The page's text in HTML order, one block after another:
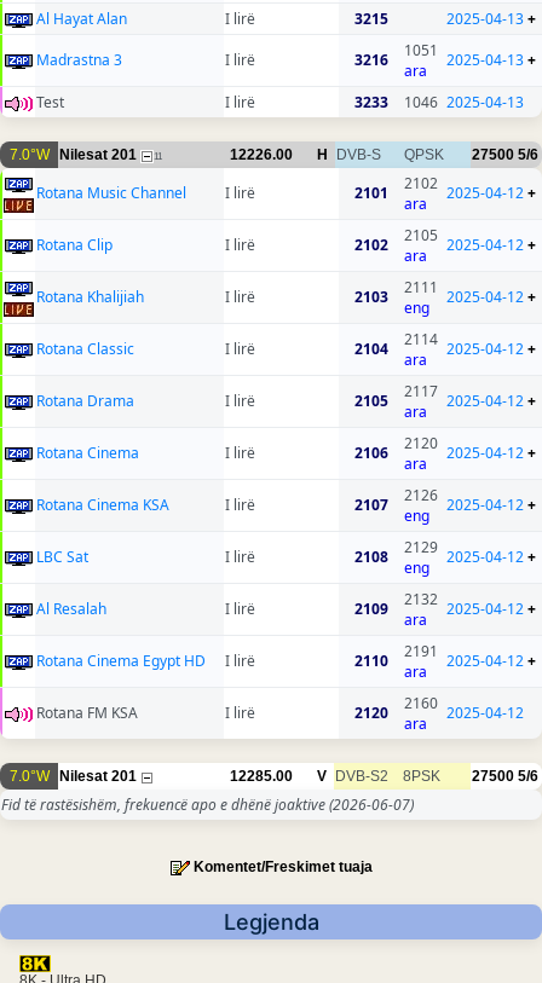
Al Hayat Alan I lirë 3215 2025-04-13+
Madrastna 3
I lirë 3216
1051
ara
2025-04-13+
Test I lirë 3233 1046 2025-04-13
7.0°W Nilesat 201 11 12226.00 H DVB-S QPSK 27500 5/6
Rotana Music Channel I lirë 2101
2102
ara
2025-04-12+
Rotana Clip I lirë 2102
2105
ara
2025-04-12+
Rotana Khalijiah I lirë 2103
2111
eng
2025-04-12+
Rotana Classic I lirë 2104
2114
ara
2025-04-12+
Rotana Drama I lirë 2105
2117
ara
2025-04-12+
Rotana Cinema I lirë 2106
2120
ara
2025-04-12+
Rotana Cinema KSA I lirë 2107
2126
eng
2025-04-12+
LBC Sat I lirë 2108
2129
eng
2025-04-12+
Al Resalah I lirë 2109
2132
ara
2025-04-12+
Rotana Cinema Egypt HD I lirë 2110
2191
ara
2025-04-12+
Rotana FM KSA I lirë 2120
2160
ara
2025-04-12
7.0°W Nilesat 201 12285.00 V DVB-S2 8PSK 27500 5/6
Fid të rastësishëm, frekuencë apo e dhënë joaktive(2026-06-07)
Komentet/Freskimet tuaja
Legjenda